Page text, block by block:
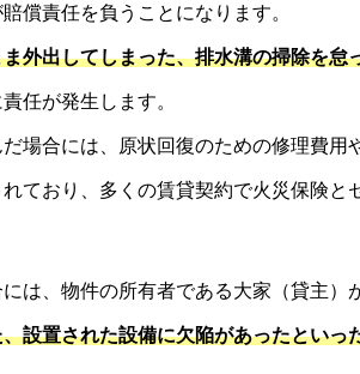
償責任を負うことになります。
外出してしまった、排水溝の掃除を
任が発生します。
場合には、原状回復のための修理費用
ており、多くの賃貸契約で火災保険と
は、物件の所有者である大家（貸主）
設置された設備に欠陥があったとい